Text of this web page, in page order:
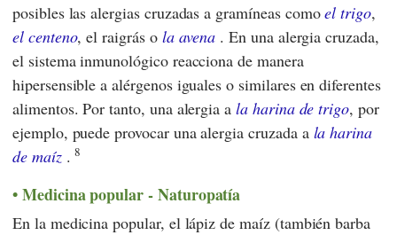
posibles las alergias cruzadas a gramíneas comoel trigo,
el centeno, el raigrás o la avena . En una alergia cruzada,
el sistema inmunológico reacciona de manera
hipersensible a alérgenos iguales o similares en diferentes
alimentos. Por tanto, una alergia ala harina de trigo, por
ejemplo, puede provocar una alergia cruzada a la harina
de maíz.8
Medicina popular - Naturopatía
En la medicina popular, el lápiz de maíz (también barba